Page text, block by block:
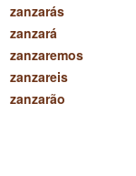
zanzarás
zanzará
zanzaremos
zanzareis
zanzarão